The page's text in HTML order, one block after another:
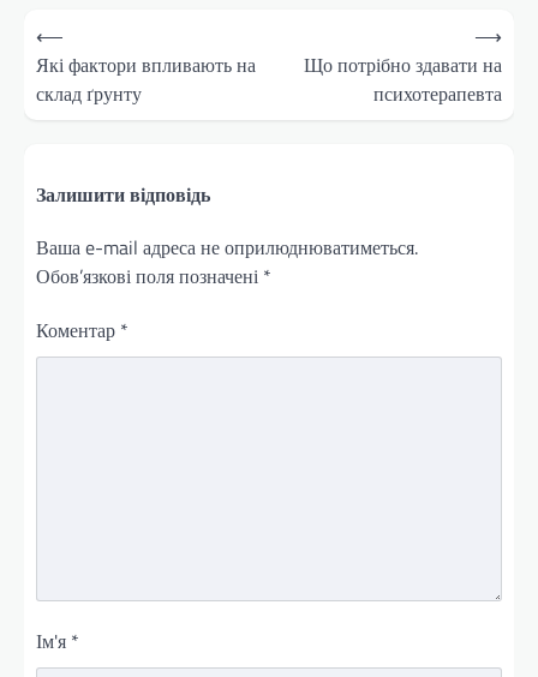
Навігація
записів
⟵
Які фактори впливають на
склад ґрунту
Що потрібно здавати на
психотерапевта
⟶
Залишити відповідь
Ваша e-mail адреса не оприлюднюватиметься.
Обов’язкові поля позначені *
Коментар *
Ім'я *